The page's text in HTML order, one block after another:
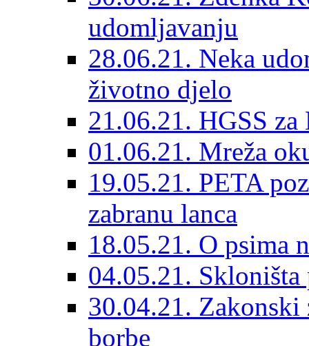
udomljavanju
28.06.21. Neka
životno djelo
21.06.21. HGSS za
01.06.21. Mreža
19.05.21. PETA
zabranu lanca
18.05.21. O psima
04.05.21.
30.04.21. Zakonski
borbe